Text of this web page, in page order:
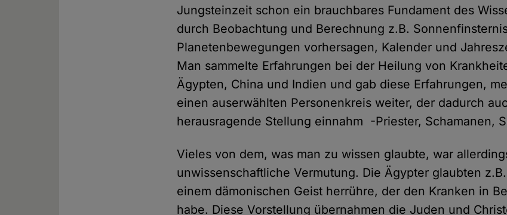
Jungsteinzeit schon ein brauchbares Fundament des
durch Beobachtung und Berechnung z.B.
Planetenbewegungen vorhersagen, Kalender und
Man sammelte Erfahrungen bei der Heilung von
Ägypten, China und Indien und gab diese Erfahrungen,
einen auserwählten Personenkreis weiter, der dadurch
herausragende Stellung einnahm -Priester, Schamanen,
Vieles von dem, was man zu wissen glaubte, war
unwissenschaftliche Vermutung. Die Ägypter glaubten
einem dämonischen Geist herrühre, der den Kranken in
habe. Diese Vorstellung übernahmen die Juden und